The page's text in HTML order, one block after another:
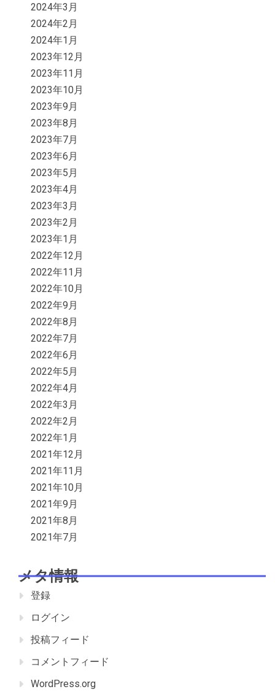
2024年3月
2024年2月
2024年1月
2023年12月
2023年11月
2023年10月
2023年9月
2023年8月
2023年7月
2023年6月
2023年5月
2023年4月
2023年3月
2023年2月
2023年1月
2022年12月
2022年11月
2022年10月
2022年9月
2022年8月
2022年7月
2022年6月
2022年5月
2022年4月
2022年3月
2022年2月
2022年1月
2021年12月
2021年11月
2021年10月
2021年9月
2021年8月
2021年7月
メタ情報
登録
ログイン
投稿フィード
コメントフィード
WordPress.org